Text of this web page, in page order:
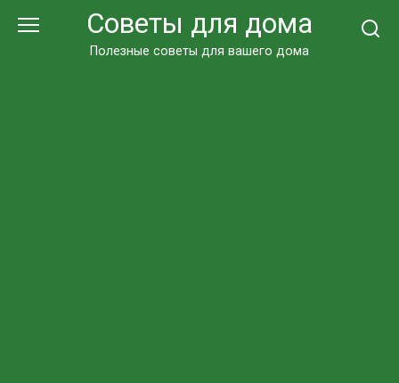
Советы для дома
Полезные советы для вашего дома